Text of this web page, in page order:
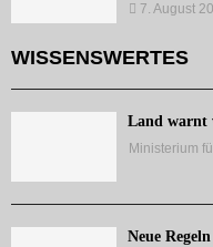
7. August
WISSENSWERTES
Land warnt
Ministerium
Neue